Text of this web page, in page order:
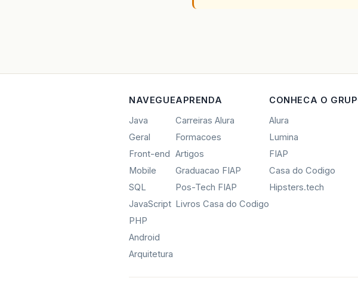
NAVEGUE
Java
Geral
Front-end
Mobile
SQL
JavaScript
PHP
Android
Arquitetura
APRENDA
Carreiras Alura
Formacoes
Artigos
Graduacao FIAP
Pos-Tech FIAP
Livros Casa do Codigo
CONHECA O
Alura
Lumina
FIAP
Casa do Codigo
Hipsters.tech